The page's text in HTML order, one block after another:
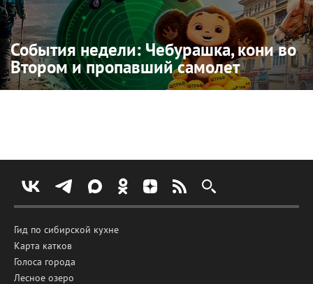
События недели: Чебурашка, кони во
Втором и пропавший самолет
Гид по сибирской кухне
Карта катков
Голоса города
Лесное озеро